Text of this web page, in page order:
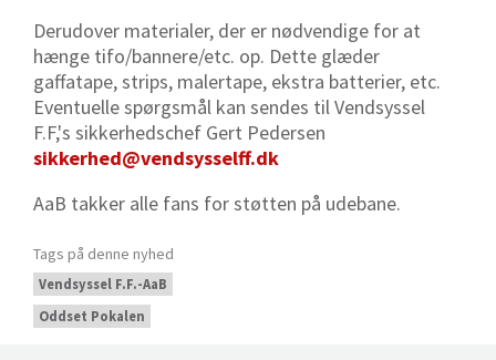
Derudover materialer, der er nødvendige for at
hænge tifo/bannere/etc. op. Dette glæder
gaffatape, strips, malertape, ekstra batterier, etc.
Eventuelle spørgsmål kan sendes til Vendsyssel
F.F,'s sikkerhedschef Gert Pedersen
sikkerhed@vendsysselff.dk
AaB takker alle fans for støtten på udebane.
Tags på denne nyhed
Vendsyssel F.F.-AaB
Oddset Pokalen